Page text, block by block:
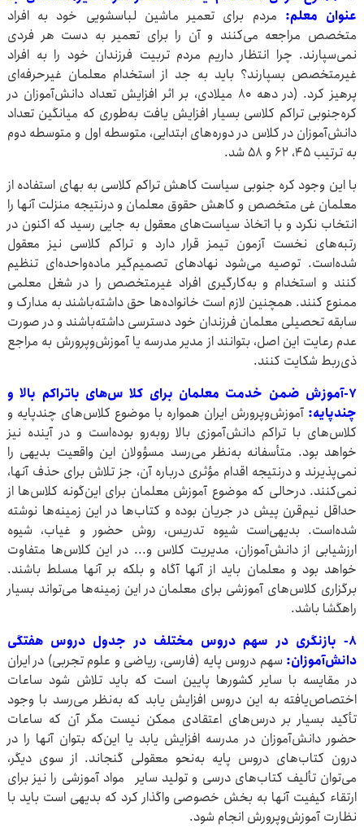
عنوان معلم: مردم برای تعمیر ماشین لباسشویی خود به افراد
متخصص مراجعه می‌کنند و آن را برای تعمیر به دست هر فردی
نمی‌سپارند. چرا انتظار داریم مردم تربیت فرزندان خود را به افراد
غیرمتخصص بسپارند؟ باید به جد از استخدام معلمان غیرحرفه‌ای
پرهیز کرد. (در دهه ۸۰ میلادی، بر اثر افزایش تعداد دانش‌آموزان در
کره‌جنوبی تراکم کلاسی بسیار افزایش یافت به‌طوری که میانگین تعداد
دانش‌آموزان در کلاس در دوره‌های ابتدایی، متوسطه اول و متوسطه دوم
به ترتیب ۴۵، ۶۲ و ۵۸ شد.
با این وجود کره جنوبی سیاست کاهش تراکم کلاسی به بهای استفاده از
معلمان غی متخصص و کاهش حقوق معلمان و درنتیجه منزلت آنها را
انتخاب نکرد و با اتخاذ سیاست‌های معقول به جایی رسید که اکنون در
رتبه‌های نخست آزمون تیمز قرار دارد و تراکم کلاسی نیز معقول
شده‌است. توصیه می‌شود نهادهای تصمیم‌گیر ماده‌واحده‌ای تنظیم
کنند و استخدام و به‌کارگیری افراد غیرمتخصص را در شغل معلمی
ممنوع کنند. همچنین لازم است خانواده‌ها حق داشته‌باشند به مدارک و
سابقه تحصیلی معلمان فرزندان خود دسترسی داشته‌باشند و در صورت
عدم رعایت این اصل، بتوانند از مدیر مدرسه یا آموزش‌وپرورش به مراجع
ذی‌ربط شکایت کنند.
۷-آموزش ضمن خدمت معلمان برای کلا س‌های باتراکم بالا و
چندپایه: آموزش‌وپرورش ایران همواره با موضوع کلاس‌های چندپایه و
کلاس‌های با تراکم دانش‌آموزی بالا روبه‌رو بوده‌است و در آینده نیز
خواهد بود. متأسفانه به‌نظر می‌رسد مسؤولان این واقعیت بدیهی را
نمی‌پذیرند و درنتیجه اقدام مؤثری درباره آن، جز تلاش برای حذف آنها،
نمی‌کنند. درحالی که موضوع آموزش معلمان برای این‌گونه کلاس‌ها از
حداقل نیم‌قرن پیش در جریان بوده و کتاب‌ها در این زمینه‌ها نوشته
شده‌است. بدیهی‌است شیوه تدریس، روش حضور و غیاب، شیوه
ارزشیابی از دانش‌آموزان، مدیریت کلاس و... در این کلاس‌ها متفاوت
خواهد بود و معلمان باید از آنها آگاه و بلکه بر آنها مسلط باشند.
برگزاری کلاس‌های آموزشی برای معلمان در این زمینه‌ها می‌تواند بسیار
راهگشا باشد.
۸- بازنگری در سهم دروس مختلف در جدول دروس هفتگی
دانش‌آموزان: سهم دروس پایه (فارسی، ریاضی و علوم تجربی) در ایران
در مقایسه با سایر کشورها پایین است که باید تلاش شود ساعات
اختصاص‌یافته به این دروس افزایش یابد که به‌نظر می‌رسد با وجود
تأکید بسیار بر درس‌های اعتقادی ممکن نیست مگر آن که ساعات
حضور دانش‌آموزان در مدرسه افزایش یابد یا این‌که بتوان آنها را در
درون کتاب‌های دروس پایه به‌نحو معقولی گنجاند. از سوی دیگر،
می‌توان تألیف کتاب‌های درسی و تولید سایر مواد آموزشی را نیز برای
ارتقاء کیفیت آنها به بخش خصوصی واگذار کرد که بدیهی است باید با
نظارت آموزش‌وپرورش انجام شود.